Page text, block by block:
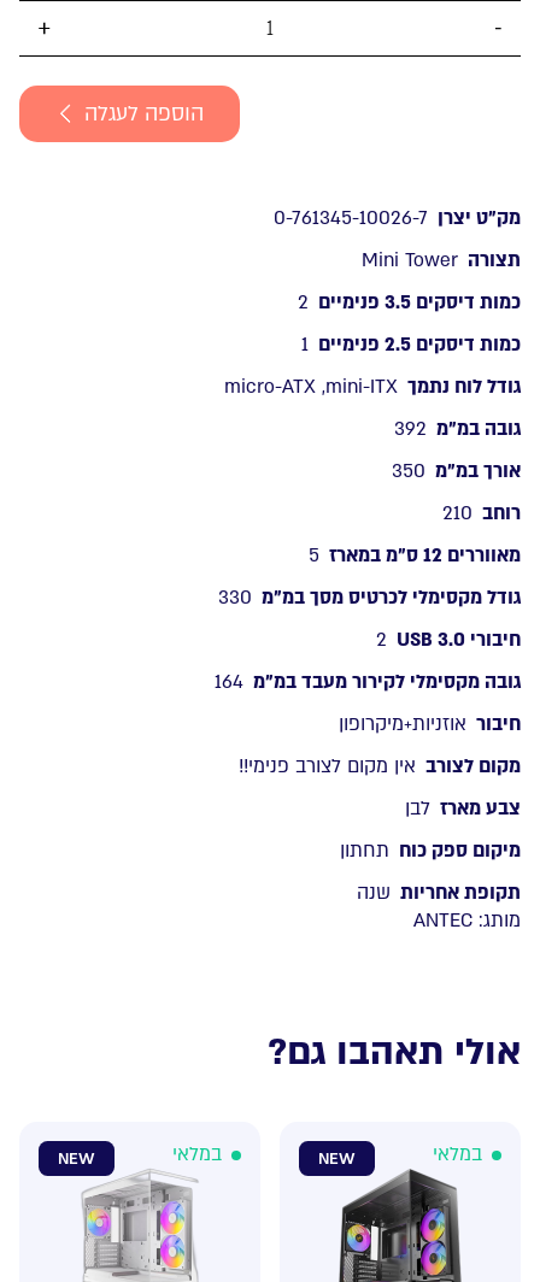
RGB
ELITE
M-
5X120mm
RGB
הוספה לעגלה
מק”ט יצרן 0-761345-10026-7
תצורה Mini Tower
כמות דיסקים 3.5 פנימיים
2
כמות דיסקים 2.5 פנימיים
1
גודל לוח נתמך micro-ATX ,mini-ITX
גובה במ”מ 392
אורך במ”מ 350
רוחב 210
מאווררים 12 ס”מ במארז
5
גודל מקסימלי לכרטיס מסך במ”מ 330
חיבורי USB 3.0
2
גובה מקסימלי לקירור מעבד במ”מ 164
חיבור אוזניות+מיקרופון
מקום לצורב אין מקום לצורב פנימי!!
צבע מארז לבן
מיקום ספק כוח תחתון
תקופת אחריות שנה
מותג: ANTEC
אולי תאהבו גם?
NEW במלאי NEW במלאי